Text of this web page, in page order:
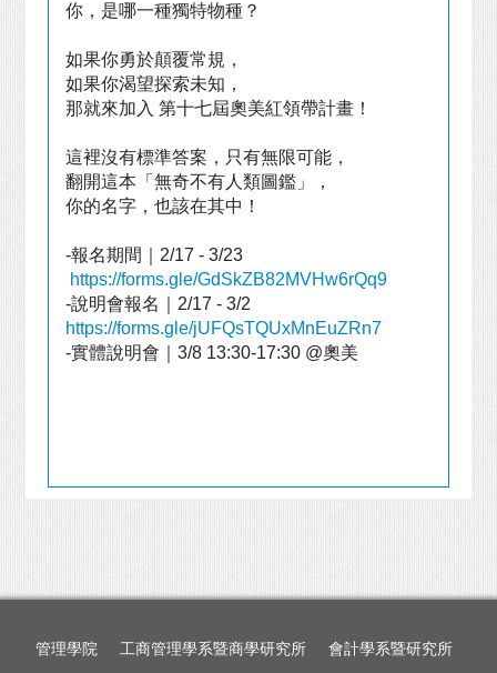
你，是哪一種獨特物種？
如果你勇於顛覆常規，
如果你渴望探索未知，
那就來加入 第十七屆奧美紅領帶計畫！
這裡沒有標準答案，只有無限可能，
翻開這本「無奇不有人類圖鑑」，
你的名字，也該在其中！
-報名期間｜ 2/17 - 3/23
https://forms.gle/GdSkZB82MVHw6rQq9
-說明會報名｜ 2/17 - 3/2
https://forms.gle/jUFQsTQUxMnEuZRn7
-實體說明會｜3/8 13:30-17:30 @奧美
管理學院 工商管理學系暨商學研究所 會計學系暨研究所